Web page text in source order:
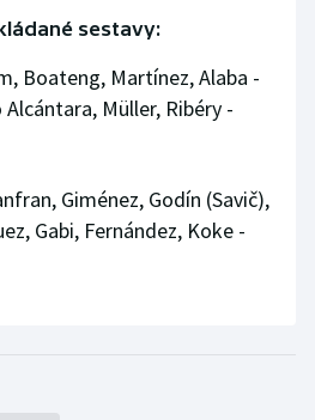
sestavy:
Boateng, Martínez, Alaba -
Müller, Ribéry -
Giménez, Godín (Savič),
Gabi, Fernández, Koke -